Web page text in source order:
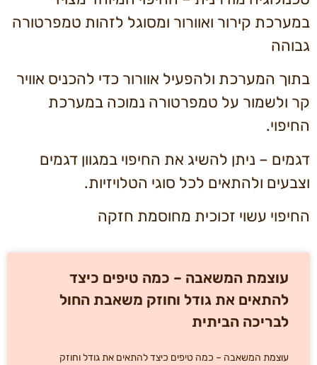
במערכת קירור ואוורור ומסוגל לזהות טמפרטורה
גבוהה
בתוך המערכת ולהפעיל אוורור כדי להכניס אוויר
קר ולשמור על טמפרטורה נמוכה במערכת
החיפוי.
דגמים – ניתן להשיג את החיפוי במגוון דגמים
וצבעים ולהתאים לכל סוגי הטלויזיות.
החיפוי עשוי זכוכית מחוסמת חזקה
עוצמת המשאבה – כמה טיפים כיצד
להתאים את גודל וחוזק משאבת החול
לבריכה הביתית
עוצמת המשאבה – כמה טיפים כיצד להתאים את גודל וחוזק